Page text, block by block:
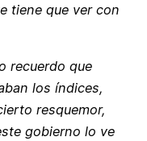
tiene que ver con
recuerdo que
los índices,
resquemor,
gobierno lo ve